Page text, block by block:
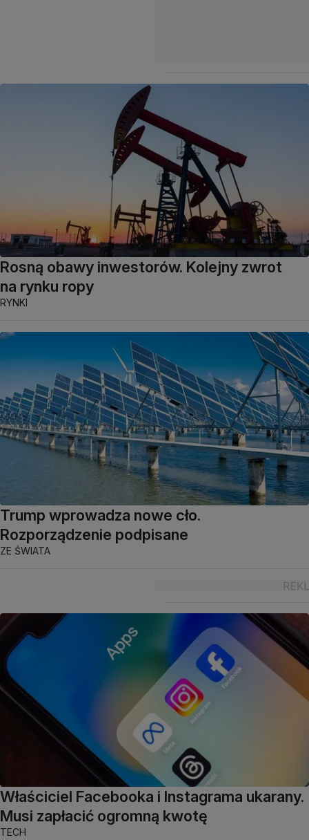
Rosną obawy inwestorów. Kolejny zwrot
na rynku ropy
RYNKI
Trump wprowadza nowe cło.
Rozporządzenie podpisane
ZE ŚWIATA
Właściciel Facebooka i Instagrama ukarany.
Musi zapłacić ogromną kwotę
TECH